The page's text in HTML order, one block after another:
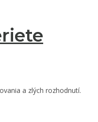
a zlých rozhodnutí.